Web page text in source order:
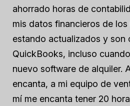
ahorrado horas de
mis datos financieros de
estando actualizados y son
QuickBooks, incluso
nuevo software de alquiler.
encanta, a mi equipo de
mí me encanta tener 20